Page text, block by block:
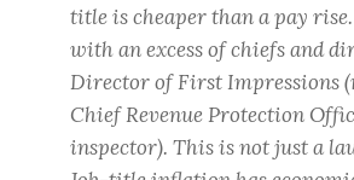
title is cheaper than a pay
with an excess of chiefs and
Director of First Impressions
Chief Revenue Protection
inspector). This is not just a